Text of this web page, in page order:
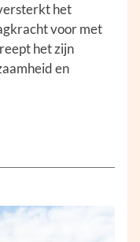
het
voor met
het zijn
en